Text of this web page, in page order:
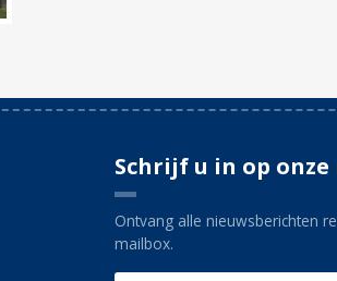
Schrijf u in op
Ontvang alle nieuwsberichten
mailbox.